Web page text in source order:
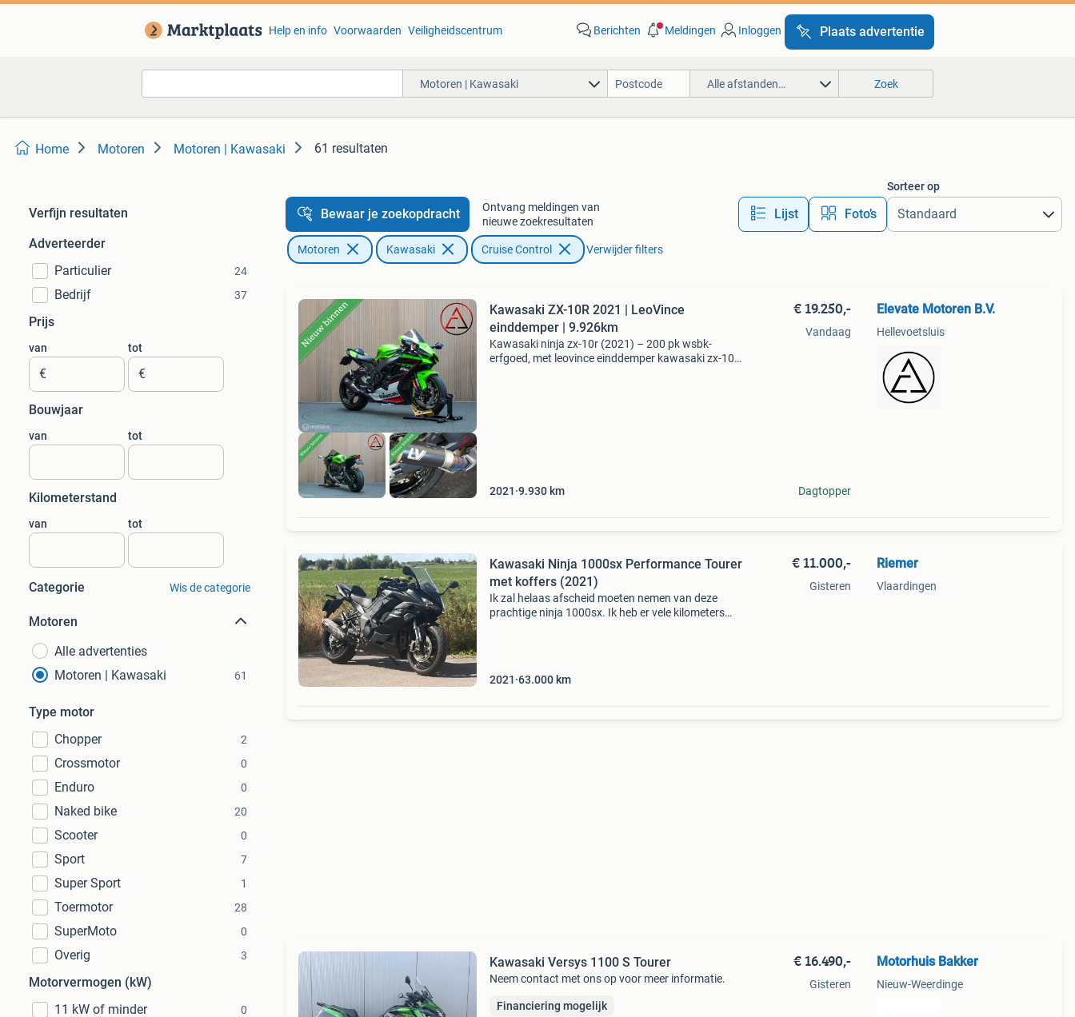
Help en info Voorwaarden Veiligheidscentrum Berichten Meldingen Inloggen Plaats advertentie
Motoren | Kawasaki Alle afstanden… Zoek
Home Motoren Motoren | Kawasaki 61 resultaten
Verfijn resultaten
Adverteerder
Particulier
24
Bedrijf 37
Prijs
van
€
tot
€
Bouwjaar
van tot
Kilometerstand
van tot
Categorie Wis de categorie
Motoren
Alle advertenties
Motoren | Kawasaki
61
Type motor
Chopper
2
Crossmotor 0
Enduro 0
Naked bike 20
Scooter 0
Sport 7
Super Sport 1
Toermotor 28
SuperMoto 0
Overig 3
Motorvermogen (kW)
11 kW of minder
0
Bewaar je zoekopdracht
Ontvang meldingen van
nieuwe zoekresultaten
Lijst Foto’s
Sorteer op
Motoren Kawasaki Cruise Control Verwijder filters
Kawasaki ZX-10R 2021 | LeoVince
einddemper | 9.926km
Kawasaki ninja zx-10r (2021) – 200 pk wsbk-
erfgoed, met leovince einddemper kawasaki zx-10r
2021 9.930 km
€ 19.250,-
Vandaag
Dagtopper
Elevate Motoren B.V.
Hellevoetsluis
Kawasaki Ninja 1000sx Performance Tourer
met koffers (2021)
Ik zal helaas afscheid moeten nemen van deze
prachtige ninja 1000sx. Ik heb er vele kilometers
2021 63.000 km
€ 11.000,-
Gisteren
Riemer
Vlaardingen
Kawasaki Versys 1100 S Tourer
Neem contact met ons op voor meer informatie.
Financiering mogelijk
€ 16.490,-
Gisteren
Motorhuis Bakker
Nieuw-Weerdinge